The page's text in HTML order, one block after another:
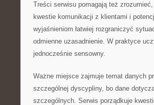
Treści serwisu pomagają też
kwestie komunikacji z klientami i
wyjaśnieniom łatwiej rozgraniczyć
odmienne uzasadnienie. W praktyce
jednocześnie sensowny.
Ważne miejsce zajmuje temat danych
szczególnej dyscypliny, bo dane
szczególnych. Serwis porządkuje